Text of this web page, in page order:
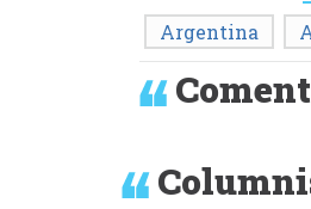
Argentina